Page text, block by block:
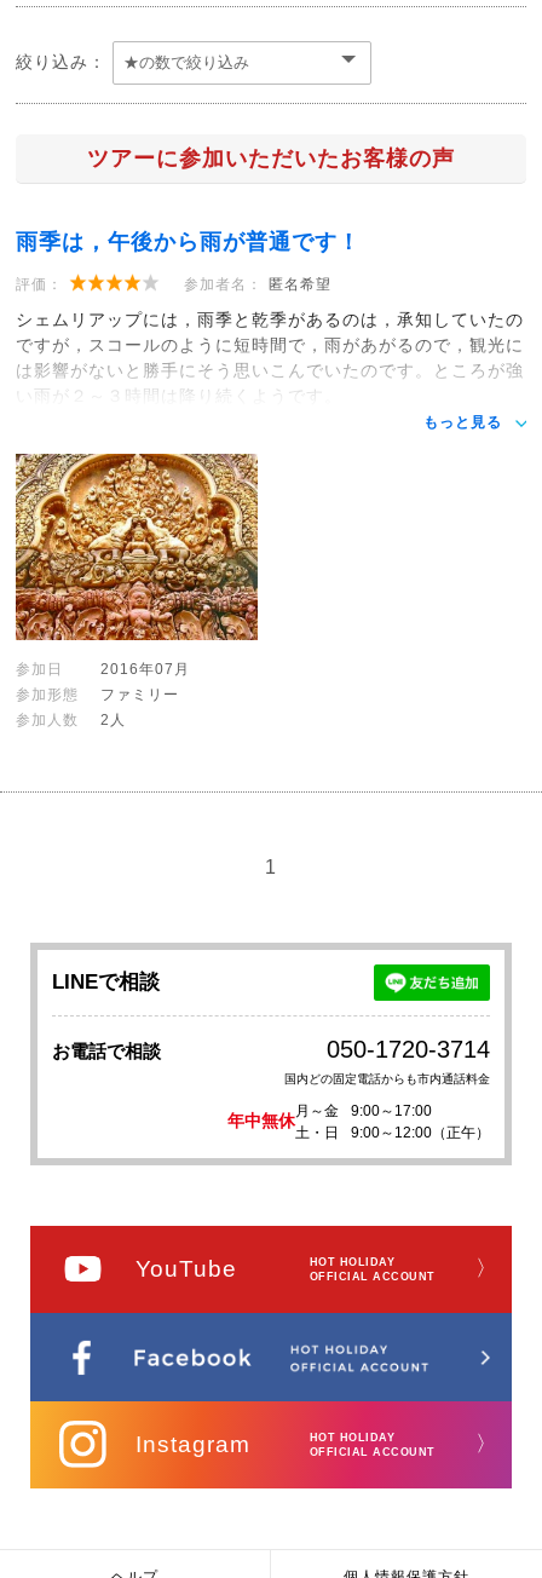
絞り込み：
ツアーに参加いただいたお客様の声
雨季は，午後から雨が普通です！
評価： 参加者名： 匿名希望
シェムリアップには，雨季と乾季があるのは，承知していたの
ですが，スコールのように短時間で，雨があがるので，観光に
は影響がないと勝手にそう思いこんでいたのです。ところが強
い雨が２～３時間は降り続くようです。
もっと見る
参加日
2016年07月
参加形態
ファミリー
参加人数
2人
1
LINEで相談
お電話で相談 050-1720-3714
国内どの固定電話からも市内通話料金
年中無休
月～金
9:00～17:00
土・日
9:00～12:00（正午）
YouTube
HOT HOLIDAY
OFFICIAL ACCOUNT
〉
Instagram
HOT HOLIDAY
OFFICIAL ACCOUNT
〉